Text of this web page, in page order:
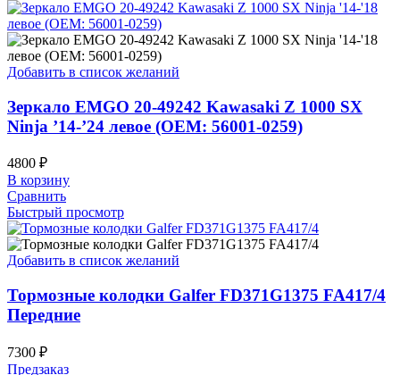
Добавить в список желаний
Зеркало EMGO 20-49242 Kawasaki Z 1000 SX
Ninja ’14-’24 левое (OEM: 56001-0259)
4800 ₽
В корзину
Сравнить
Быстрый просмотр
Добавить в список желаний
Тормозные колодки Galfer FD371G1375 FA417/4
Передние
7300 ₽
Предзаказ